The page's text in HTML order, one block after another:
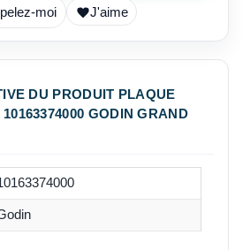
moi J'aime
DU PRODUIT PLAQUE
GODIN GRAND